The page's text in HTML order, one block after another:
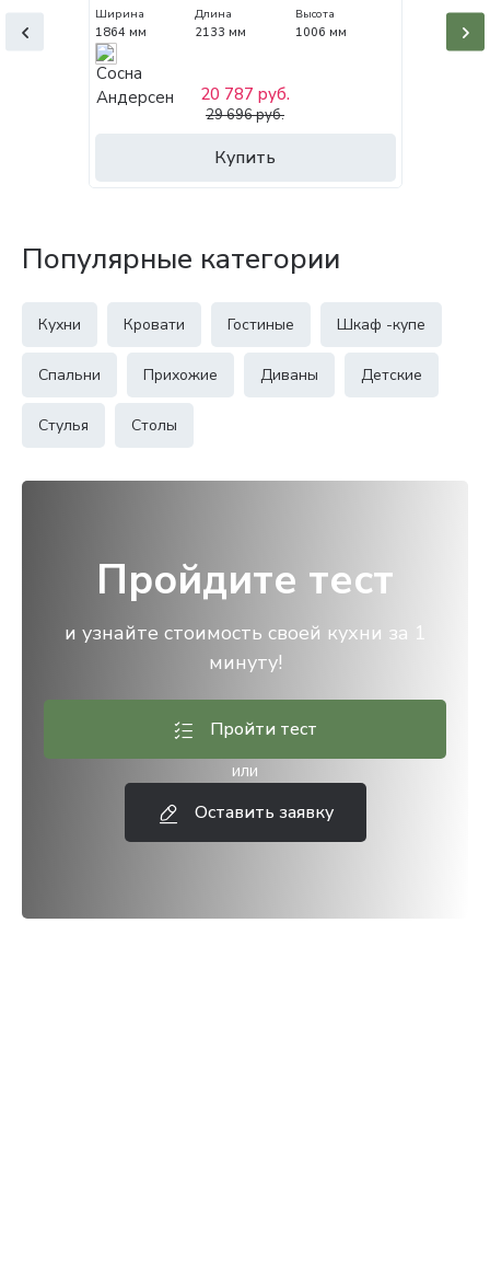
Ширина
1864 мм
Длина
2133 мм
Высота
1006 мм
Купить
20 787 руб.
29 696 руб.
Популярные категории
Кухни Кровати Гостиные Шкаф -купе
Спальни Прихожие Диваны Детские
Стулья Столы
Пройдите тест
и узнайте стоимость своей кухни за 1
минуту!
Пройти тест
или
Оставить заявку